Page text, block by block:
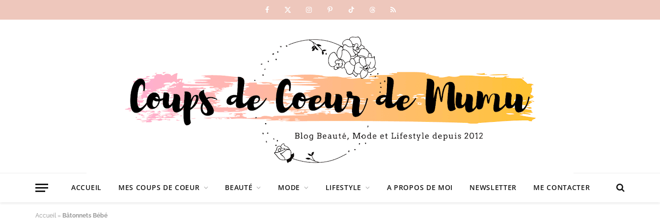
Facebook
X
InstagramPinterestTikTokThreadsRSS
ACCUEIL MES COUPS DE COEUR BEAUTÉ MODE LIFESTYLE A PROPOS DE MOI NEWSLETTER ME CONTACTER
Accueil » Bâtonnets Bébé